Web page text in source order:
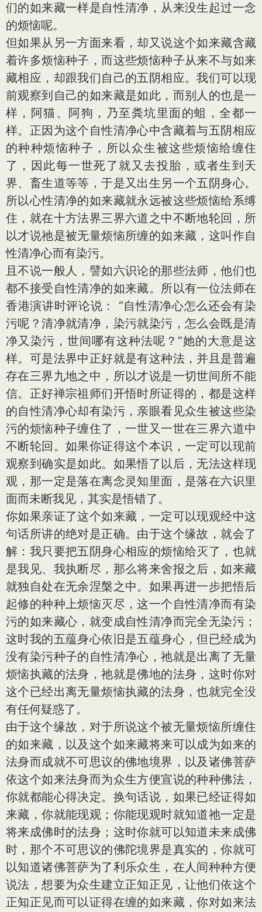
们的如来藏一样是自性清净，从来没生起过一念
的烦恼呢。
但如果从另一方面来看，却又说这个如来藏含藏
着许多烦恼种子，而这些烦恼种子从来不与如来
藏相应，却跟我们自己的五阴相应。我们可以现
前观察到自己的如来藏是如此，而别人的也是一
样，阿猫、阿狗，乃至粪坑里面的蛆，全都一
样。正因为这个自性清净心中含藏着与五阴相应
的种种烦恼种子，所以众生被这些烦恼给缠住
了，因此每一世死了就又去投胎，或者生到天
界、畜生道等等，于是又出生另一个五阴身心。
所以心性清净的如来藏就永远被这些烦恼给系缚
住，就在十方法界三界六道之中不断地轮回，所
以才说祂是被无量烦恼所缠的如来藏，这叫作自
性清净心而有染污。
且不说一般人，譬如六识论的那些法师，他们也
都不接受自性清净的如来藏。所以有一位法师在
香港演讲时评论说： “自性清净心怎么还会有染
污呢？清净就清净，染污就染污，怎么会既是清
净又染污，世间哪有这种法呢？”她的大意是这
样。可是法界中正好就是有这种法，并且是普遍
存在三界九地之中，所以才说是一切世间所不能
信。正好禅宗祖师们开悟时所证得的，都是这样
的自性清净心却有染污，亲眼看见众生被这些染
污的烦恼种子缠住了，一世又一世在三界六道中
不断轮回。如果你证得这个本识，一定可以现前
观察到确实是如此。如果悟了以后，无法这样现
观，那一定是落在离念灵知里面，是落在六识里
面而未断我见，其实是悟错了。
你如果亲证了这个如来藏，一定可以现观经中这
句话所讲的绝对是正确。由于这个缘故，就会了
解：我只要把五阴身心相应的烦恼给灭了，也就
是我见、我执断尽，那么将来舍报之后，如来藏
就独自处在无余涅槃之中。如果再进一步把悟后
起修的种种上烦恼灭尽，这一个自性清净而有染
污的如来藏心，就变成自性清净而完全无染污；
这时我的五蕴身心依旧是五蕴身心，但已经成为
没有染污种子的自性清净心，祂就是出离了无量
烦恼执藏的法身，祂就是佛地的法身，这时你对
这个已经出离无量烦恼执藏的法身，也就完全没
有任何疑惑了。
由于这个缘故，对于所说这个被无量烦恼所缠住
的如来藏，以及这个如来藏将来可以成为如来的
法身而成就不可思议的佛地境界，以及诸佛菩萨
依这个如来法身而为众生方便宣说的种种佛法，
你就都能心得决定。换句话说，如果已经证得如
来藏，你就能现观；你能现观时就知道祂一定是
将来成佛时的法身；这时你就可以知道未来成佛
时，那个不可思议的佛陀境界是真实的，你就可
以知道诸佛菩萨为了利乐众生，在人间种种方便
说法，想要为众生建立正知正见，让他们依这个
正知正见而可以证得在缠的如来藏，你对如来法